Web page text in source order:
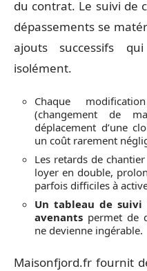
du contrat. Le suivi de
dépassements se
ajouts successifs
isolément.
Chaque
(changement de
déplacement d’une
un coût rarement
Les retards de
loyer en double,
parfois difficiles à
Un tableau de suivi
avenants permet de
ne devienne ingérable.
Maisonfjord.fr fournit